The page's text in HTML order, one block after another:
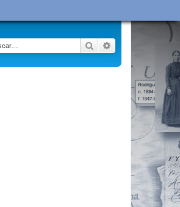
Buscar Búsqueda